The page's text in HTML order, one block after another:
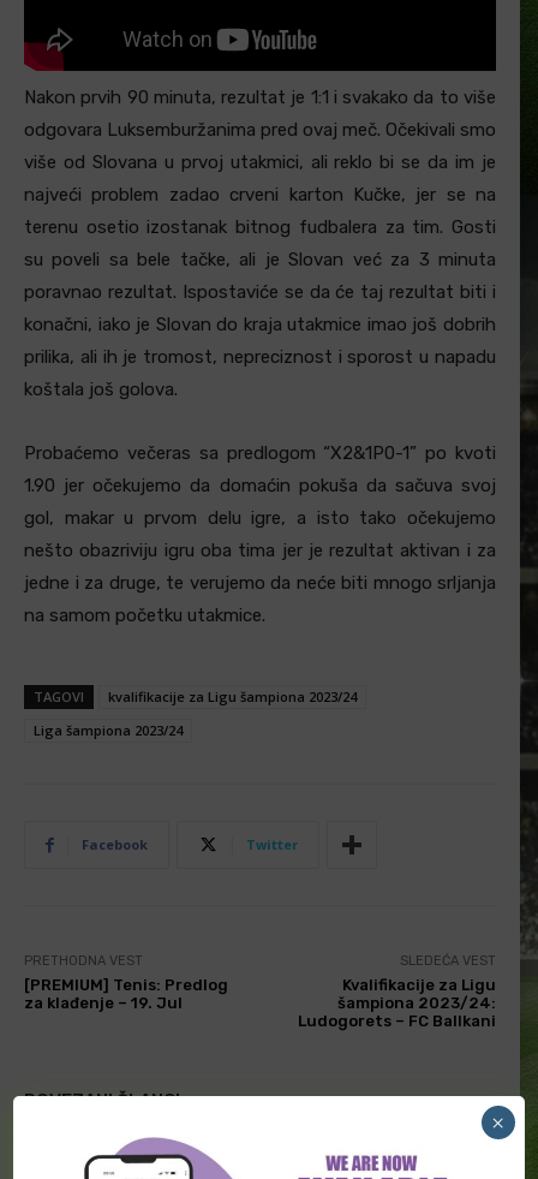
Nakon prvih 90 minuta, rezultat je 1:1 i svakako da to više
odgovara Luksemburžanima pred ovaj meč. Očekivali smo
više od Slovana u prvoj utakmici, ali reklo bi se da im je
najveći problem zadao crveni karton Kučke, jer se na
terenu osetio izostanak bitnog fudbalera za tim. Gosti
su poveli sa bele tačke, ali je Slovan već za 3 minuta
poravnao rezultat. Ispostaviće se da će taj rezultat biti i
konačni, iako je Slovan do kraja utakmice imao još dobrih
prilika, ali ih je tromost, nepreciznost i sporost u napadu
koštala još golova.
Probaćemo večeras sa predlogom “X2&1P0-1” po kvoti
1.90 jer očekujemo da domaćin pokuša da sačuva svoj
gol, makar u prvom delu igre, a isto tako očekujemo
nešto obazriviju igru oba tima jer je rezultat aktivan i za
jedne i za druge, te verujemo da neće biti mnogo srljanja
na samom početku utakmice.
TAGOVI
kvalifikacije za Ligu šampiona 2023/24
Liga šampiona 2023/24
Facebook Twitter
PRETHODNA VEST
[PREMIUM] Tenis: Predlog
za klađenje – 19. Jul
SLEDEĆA VEST
Kvalifikacije za Ligu
šampiona 2023/24:
Ludogorets – FC Ballkani
POVEZANI ČLANCI
[PREMIUM] Latino kutak 07. Avgust
×